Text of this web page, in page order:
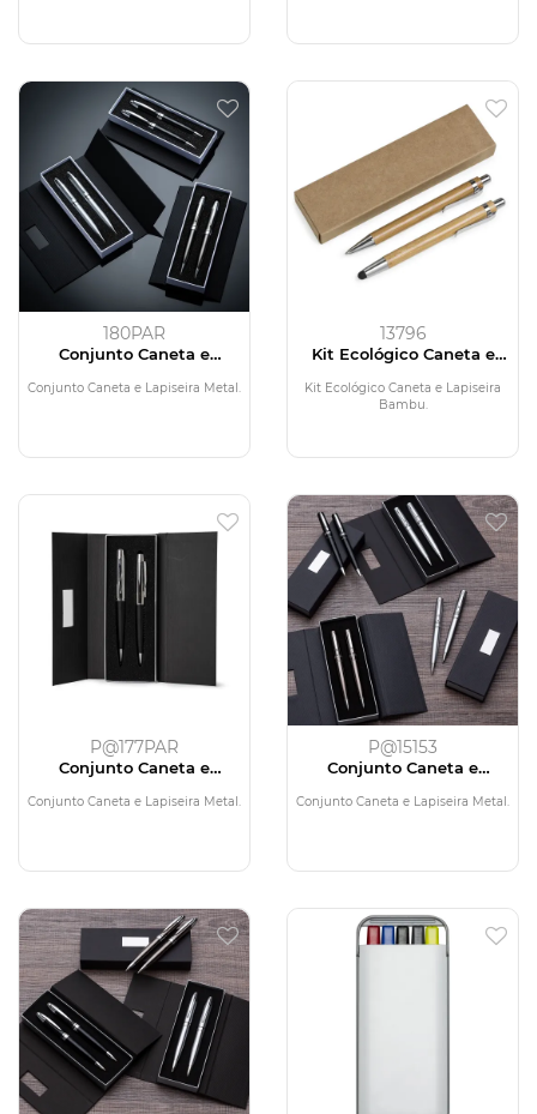
180PAR
Conjunto Caneta e
Conjunto Caneta e Lapiseira Metal.
13796
Kit Ecológico Caneta e
Kit Ecológico Caneta e Lapiseira
Bambu.
P@177PAR
Conjunto Caneta e
Conjunto Caneta e Lapiseira Metal.
P@15153
Conjunto Caneta e
Conjunto Caneta e Lapiseira Metal.